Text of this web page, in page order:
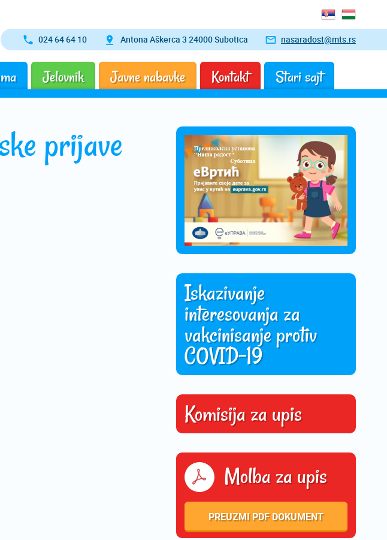
024 64 64 10 Antona Aškerca 3 24000 Subotica nasaradost@mts.rs
Jelovnik Javne nabavke Kontakt Stari sajt
prijave
Iskazivanje
interesovanja za
vakcinisanje protiv
COVID-19
Komisija za upis
Molba za upis
PREUZMI PDF DOKUMENT